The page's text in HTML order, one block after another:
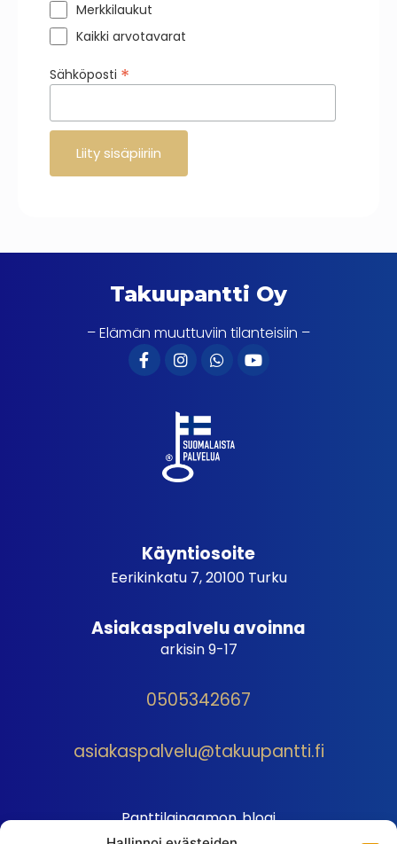
Merkkilaukut
Kaikki arvotavarat
Sähköposti *
Takuupantti Oy
– Elämän muuttuviin tilanteisiin –
Käyntiosoite
Eerikinkatu 7, 20100 Turku
Asiakaspalvelu avoinna
arkisin 9-17
0505342667
asiakaspalvelu@takuupantti.fi
Panttilainaamon blogi